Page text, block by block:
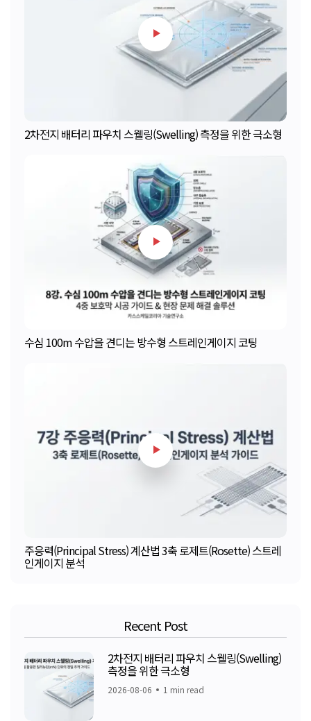
2차전지 배터리 파우치 스웰링(Swelling) 측정을 위한 극소형
수심 100m 수압을 견디는 방수형 스트레인게이지 코팅
주응력(Principal Stress) 계산법 3축 로제트(Rosette) 스트레
인게이지 분석
Recent Post
2차전지 배터리 파우치 스웰링(Swelling)
측정을 위한 극소형
2026-08-06 1 min read